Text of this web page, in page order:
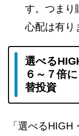
す。つまり
心配は有り
選べる
６～７倍
替投資
「選べる